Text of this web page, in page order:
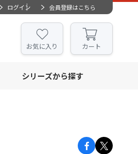
ログイン 会員登録はこちら
お気に入り カート
シリーズから探す